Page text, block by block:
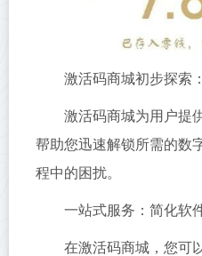
激活码商城初步探索
激活码商城为用户提
帮助您迅速解锁所需的数
程中的困扰。
一站式服务：简化软
在激活码商城，您可